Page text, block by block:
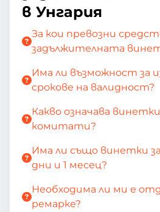
в Унгария
За кои превозни
задължителната
Има ли възможност за
срокове на валидност?
Какво означава
комитати?
Има ли също винетки
дни и 1 месец?
Необходима ли ми е
ремарке?